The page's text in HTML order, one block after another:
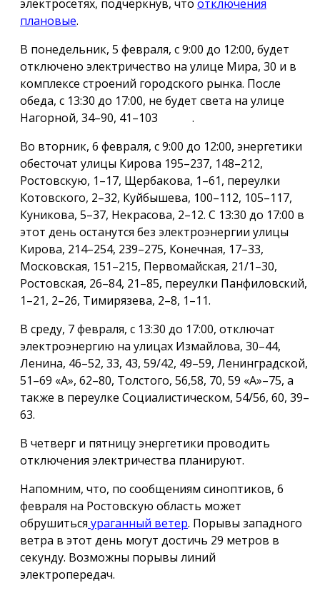
электросетях, подчеркнув, что отключения
плановые.
В понедельник, 5 февраля, с 9:00 до 12:00, будет
отключено электричество на улице Мира, 30 и в
комплексе строений городского рынка. После
обеда, с 13:30 до 17:00, не будет света на улице
Нагорной, 34–90, 41–103 .
Во вторник, 6 февраля, с 9:00 до 12:00, энергетики
обесточат улицы Кирова 195–237, 148–212,
Ростовскую, 1–17, Щербакова, 1–61, переулки
Котовского, 2–32, Куйбышева, 100–112, 105–117,
Куникова, 5–37, Некрасова, 2–12. С 13:30 до 17:00 в
этот день останутся без электроэнергии улицы
Кирова, 214–254, 239–275, Конечная, 17–33,
Московская, 151–215, Первомайская, 21/1–30,
Ростовская, 26–84, 21–85, переулки Панфиловский,
1–21, 2–26, Тимирязева, 2–8, 1–11.
В среду, 7 февраля, с 13:30 до 17:00, отключат
электроэнергию на улицах Измайлова, 30–44,
Ленина, 46–52, 33, 43, 59/42, 49–59, Ленинградской,
51–69 «А», 62–80, Толстого, 56,58, 70, 59 «А»–75, а
также в переулке Социалистическом, 54/56, 60, 39–
63.
В четверг и пятницу энергетики проводить
отключения электричества планируют.
Напомним, что, по сообщениям синоптиков, 6
февраля на Ростовскую область может
обрушиться ураганный ветер. Порывы западного
ветра в этот день могут достичь 29 метров в
секунду. Возможны порывы линий
электропередач.